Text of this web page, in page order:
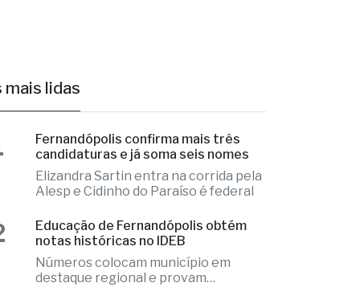
mais lidas
Fernandópolis confirma mais três
candidaturas e já soma seis nomes
Elizandra Sartin entra na corrida pela
Alesp e Cidinho do Paraíso é federal
Educação de Fernandópolis obtém
notas históricas no IDEB
Números colocam município em
destaque regional e provam